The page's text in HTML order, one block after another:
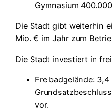
Gymnasium
Die Stadt gibt weiterhin
Mio. € im Jahr zum
Die Stadt investiert in
Freibadgelände: 3,4
vor.